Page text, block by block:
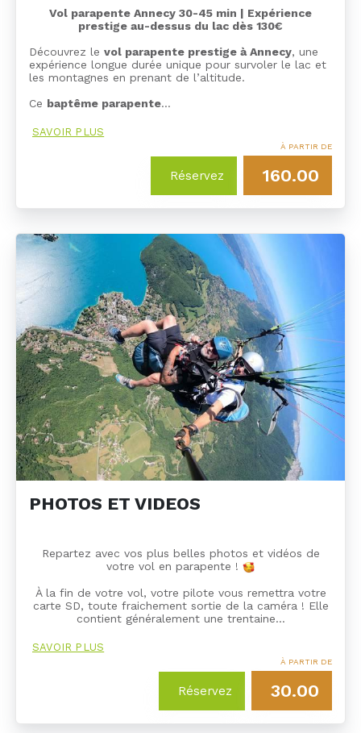
Vol parapente Annecy 30-45 min | Expérience
prestige au-dessus du lac dès 130€
Découvrez le vol parapente prestige à Annecy, une
expérience longue durée unique pour survoler le lac et
les montagnes en prenant de l’altitude.
Ce baptême parapente…
SAVOIR PLUS
Réservez
À PARTIR DE
160.00
PHOTOS ET VIDEOS
Repartez avec vos plus belles photos et vidéos de
votre vol en parapente !
À la fin de votre vol, votre pilote vous remettra votre
carte SD, toute fraichement sortie de la caméra ! Elle
contient généralement une trentaine…
SAVOIR PLUS
Réservez
À PARTIR DE
30.00